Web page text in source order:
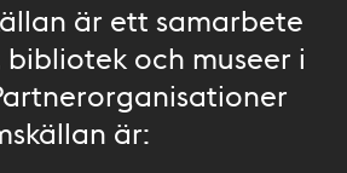
är ett samarbete
bibliotek och museer i
är: